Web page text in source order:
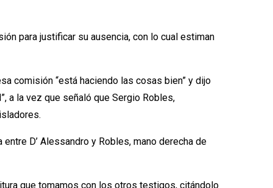
para justificar su ausencia, con lo cual estiman
comisión “está haciendo las cosas bien” y dijo
a la vez que señaló que Sergio Robles,
D’ Alessandro y Robles, mano derecha de
que tomamos con los otros testigos, citándolo